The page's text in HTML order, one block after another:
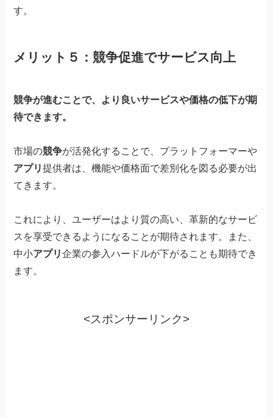
す。
メリット５：競争促進でサービス向上
競争が進むことで、より良いサービスや価格の低下が期
待できます。
市場の競争が活発化することで、プラットフォーマーや
アプリ提供者は、機能や価格面で差別化を図る必要が出
てきます。
これにより、ユーザーはより質の高い、革新的なサービ
スを享受できるようになることが期待されます。また、
中小アプリ企業の参入ハードルが下がることも期待でき
ます。
<スポンサーリンク>